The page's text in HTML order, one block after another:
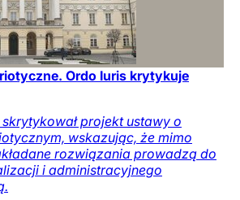
Ordo Iuris krytykuje
projekt ustawy o
wskazując, że mimo
rozwiązania prowadzą do
i administracyjnego